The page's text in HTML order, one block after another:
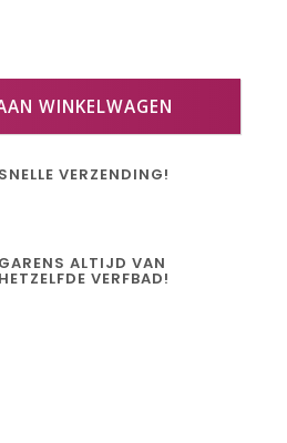
WINKELWAGEN
SNELLE VERZENDING!
GARENS ALTIJD VAN
HETZELFDE VERFBAD!